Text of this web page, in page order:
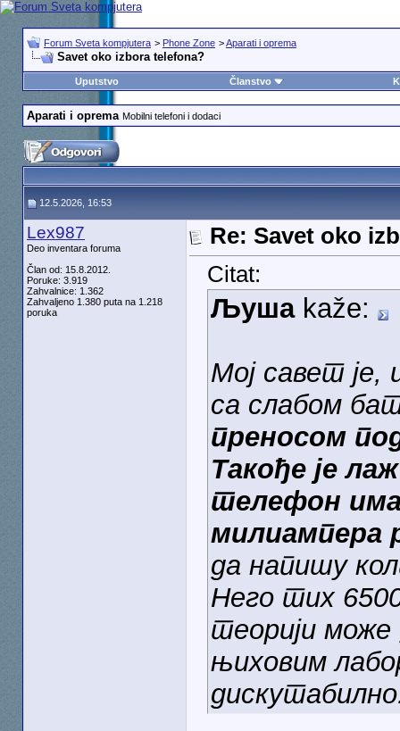
Forum Sveta kompjutera > Phone Zone >Aparati i oprema
Savet oko izbora telefona?
Uputstvo Članstvo
Aparati i oprema Mobilni telefoni i dodaci
12.5.2026, 16:53
Lex987
Deo inventara foruma
Član od: 15.8.2012.
Poruke: 3.919
Zahvalnice: 1.362
Zahvaljeno 1.380 puta na 1.218
poruka
Re: Savet oko
Citat:
Љушаkaže:
Мој савет
са слабом
преносом
Такође је
телефон има
милиампера
да напишу
Него тих 6500
теорији
њиховим